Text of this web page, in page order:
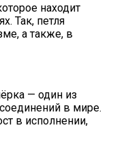
находит
Так, петля
а также, в
— один из
в мире.
в исполнении,